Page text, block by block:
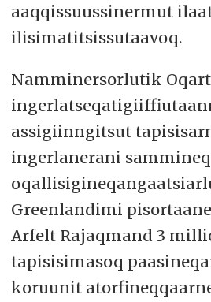
aaqqissuussinermut
ilisimatitsissutaavoq.
Namminersorlutik
assigiinngitsut
ingerlanerani
Greenlandimi
Arfelt Rajaqmand 3
tapisisimasoq
koruunit